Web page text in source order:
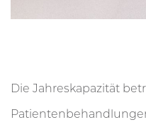
Die Jahreskapazität